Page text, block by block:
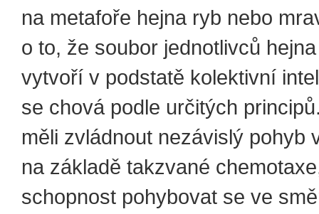
na metafoře hejna ryb nebo
o to, že soubor jednotlivců
vytvoří v podstatě kolektivní
se chová podle určitých
měli zvládnout nezávislý pohyb
na základě takzvané
schopnost pohybovat se ve